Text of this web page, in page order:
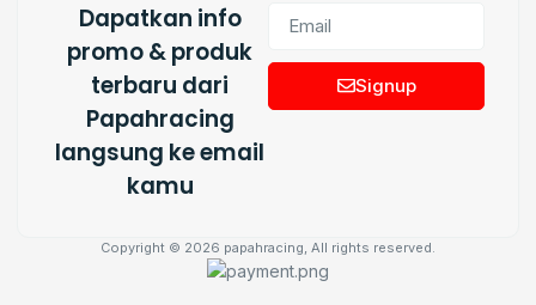
Dapatkan info
promo & produk
terbaru dari
Papahracing
langsung ke email
kamu
Signup
Copyright © 2026 papahracing, All rights reserved.